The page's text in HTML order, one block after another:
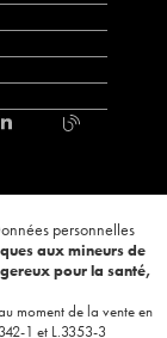
personnelles
aux mineurs de
pour la santé,
moment de la vente en
1 et L.3353-3